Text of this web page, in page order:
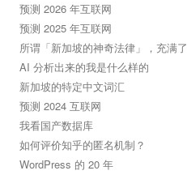
预测 2026 年互联网
预测 2025 年互联网
所谓「新加坡的神奇法律」，充满
AI 分析出来的我是什么样的
新加坡的特定中文词汇
预测 2024 互联网
我看国产数据库
如何评价知乎的匿名机制？
WordPress 的 20 年